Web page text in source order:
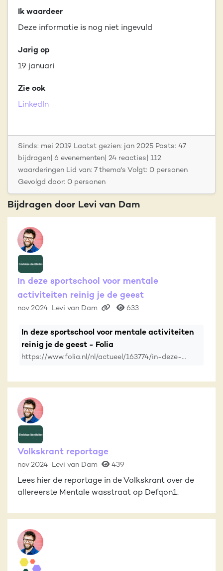
Ik waardeer
Deze informatie is nog niet ingevuld
Jarig op
19 januari
Zie ook
LinkedIn
Sinds: mei 2019 Laatst gezien: jan 2025 Posts: 47
bijdragen| 6 evenementen| 24 reacties| 112
waarderingen Lid van: 7 thema's Volgt: 0 personen
Gevolgd door: 0 personen
Bijdragen door Levi van Dam
In deze sportschool voor mentale
activiteiten reinig je de geest
nov 2024 Levi van Dam 633
In deze sportschool voor mentale activiteiten
reinig je de geest - Folia
https://www.folia.nl/nl/actueel/163774/in-deze-...
Volkskrant reportage
nov 2024 Levi van Dam 439
Lees hier de reportage in de Volkskrant over de
allereerste Mentale wasstraat op Defqon1.